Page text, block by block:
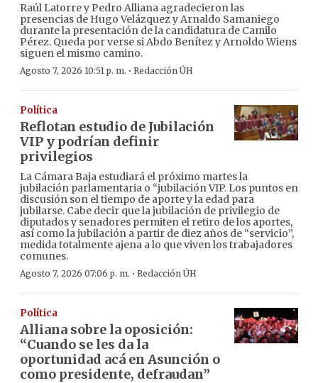
Raúl Latorre y Pedro Alliana agradecieron las
presencias de Hugo Velázquez y Arnaldo Samaniego
durante la presentación de la candidatura de Camilo
Pérez. Queda por verse si Abdo Benítez y Arnoldo Wiens
siguen el mismo camino.
Agosto 7, 2026 10:51 p. m. · Redacción ÚH
Política
Reflotan estudio de Jubilación
VIP y podrían definir
privilegios
La Cámara Baja estudiará el próximo martes la
jubilación parlamentaria o “jubilación VIP. Los puntos en
discusión son el tiempo de aporte y la edad para
jubilarse. Cabe decir que la jubilación de privilegio de
diputados y senadores permiten el retiro de los aportes,
así como la jubilación a partir de diez años de “servicio”,
medida totalmente ajena a lo que viven los trabajadores
comunes.
Agosto 7, 2026 07:06 p. m. · Redacción ÚH
Política
Alliana sobre la oposición:
“Cuando se les da la
oportunidad acá en Asunción o
como presidente, defraudan”